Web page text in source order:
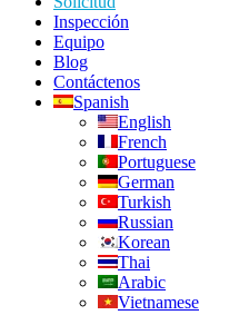
Inspección
Equipo
Blog
Contáctenos
Spanish
English
French
Portuguese
German
Turkish
Russian
Korean
Thai
Arabic
Vietnamese